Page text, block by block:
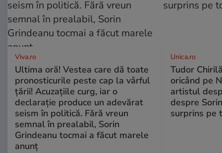
Viva.ro
Ultima oră! Vestea care dă toate
pronosticurile peste cap la vârful
țării! Acuzațiile curg, iar o
declarație produce un adevărat
seism în politică. Fără vreun
semnal în prealabil, Sorin
Grindeanu tocmai a făcut marele
anunț
Unica.ro
Tudor
oricând pe
artistul
despre
surprins pe